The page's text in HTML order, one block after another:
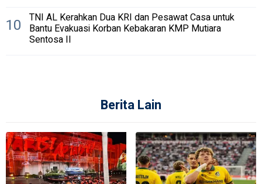
10 TNI AL Kerahkan Dua KRI dan Pesawat Casa untuk
Bantu Evakuasi Korban Kebakaran KMP Mutiara
Sentosa II
Berita Lain